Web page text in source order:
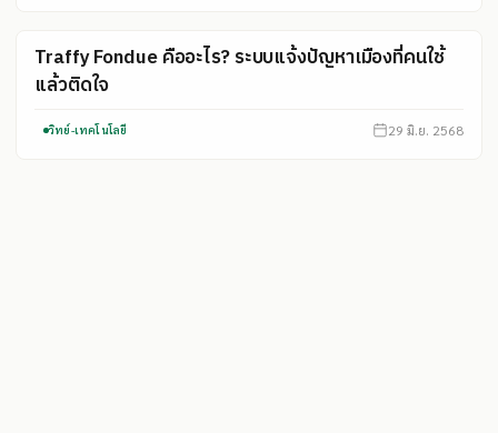
Traffy Fondue คืออะไร? ระบบแจ้งปัญหาเมืองที่คนใช้
แล้วติดใจ
วิทย์-เทคโนโลยี 29 มิ.ย. 2568